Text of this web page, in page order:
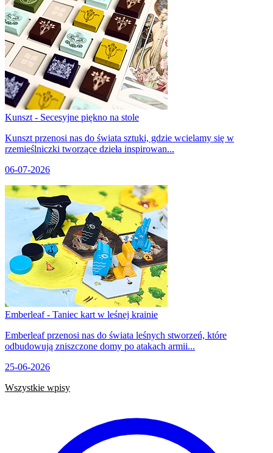
Kunszt - Secesyjne piękno na stole
Kunszt przenosi nas do świata sztuki, gdzie wcielamy się w
rzemieślniczki tworzące dzieła inspirowan...
06-07-2026
Emberleaf - Taniec kart w leśnej krainie
Emberleaf przenosi nas do świata leśnych stworzeń, które
odbudowują zniszczone domy po atakach armii...
25-06-2026
Wszystkie wpisy